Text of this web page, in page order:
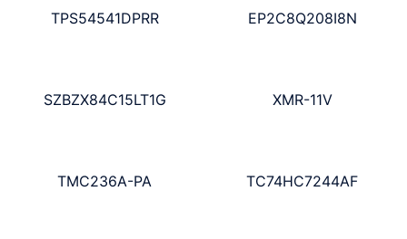
TPS54541DPRR EP2C8Q208I8N
SZBZX84C15LT1G XMR-11V
TMC236A-PA TC74HC7244AF